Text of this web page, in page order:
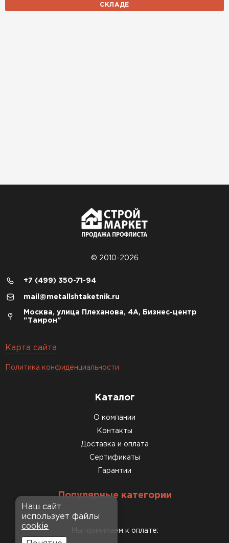
СКЛАДЕ
© 2010-2026
+7 (499) 350-71-94
mail@metallshtaketnik.ru
Москва, улица Плеханова, 4А, Бизнес-центр
"Тамрон"
Карта сайта
Политика конфиденциальности
Каталог
О компании
Контакты
Доставка и оплата
Сертификаты
Гарантии
Популярные категории
Мы принимаем к оплате:
Наш сайт
использует файлы
cookie